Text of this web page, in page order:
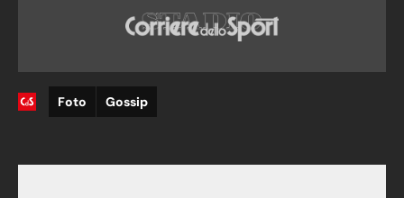
Foto Gossip